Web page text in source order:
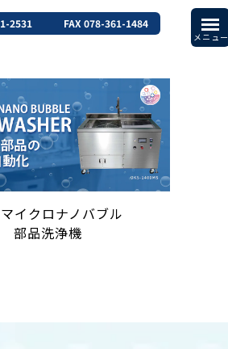
2531 FAX 078-361-1484
イクロナノバブル
部品洗浄機